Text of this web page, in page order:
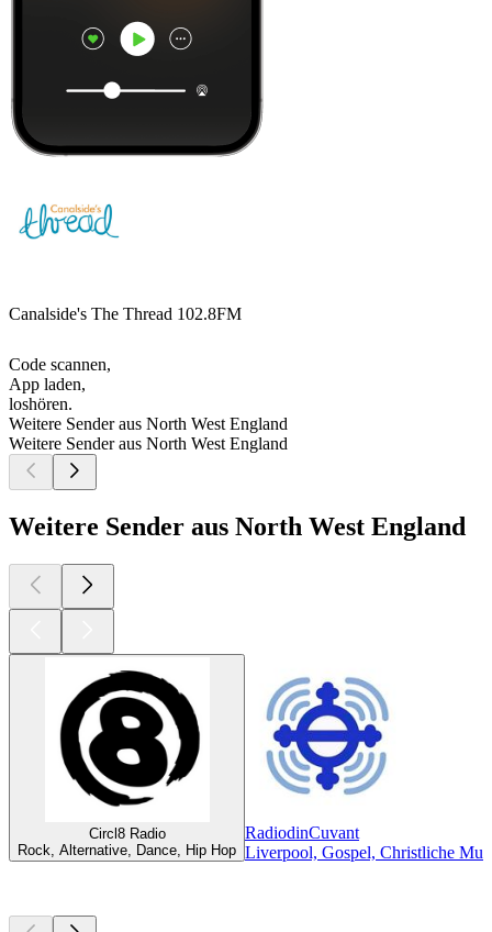
Canalside's The Thread 102.8FM
Code scannen,
App laden,
loshören.
Weitere Sender aus North West England
Weitere Sender aus North West England
Weitere Sender aus North West England
Circl8 Radio
Rock, Alternative, Dance, Hip Hop
RadiodinCuvant
Liverpool, Gospel, Christliche